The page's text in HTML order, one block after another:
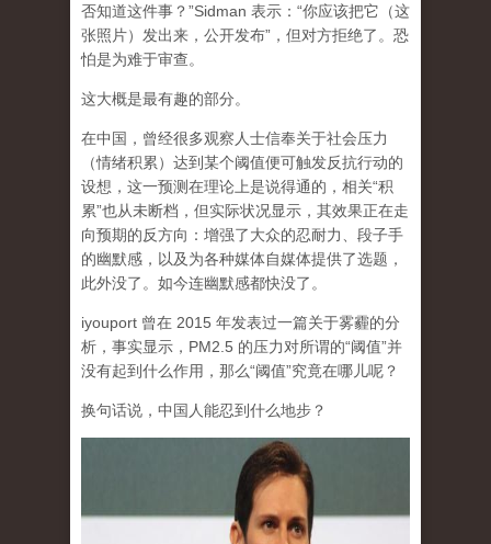
否知道这件事？”Sidman 表示：“你应该把它（这
张照片）发出来，公开发布”，但对方拒绝了。恐
怕是为难于审查。
这大概是最有趣的部分。
在中国，曾经很多观察人士信奉关于社会压力
（情绪积累）达到某个阈值便可触发反抗行动的
设想，这一预测在理论上是说得通的，相关“积
累”也从未断档，但实际状况显示，其效果正在走
向预期的反方向：增强了大众的忍耐力、段子手
的幽默感，以及为各种媒体自媒体提供了选题，
此外没了。如今连幽默感都快没了。
iyouport 曾在 2015 年发表过一篇关于雾霾的分
析，事实显示，PM2.5 的压力对所谓的“阈值”并
没有起到什么作用，那么“阈值”究竟在哪儿呢？
换句话说，中国人能忍到什么地步？